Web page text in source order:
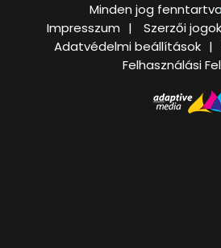
Minden jog fenntartva
Impresszum
Szerzői jogok
Adatvédelmi beállítások
Felhasználási